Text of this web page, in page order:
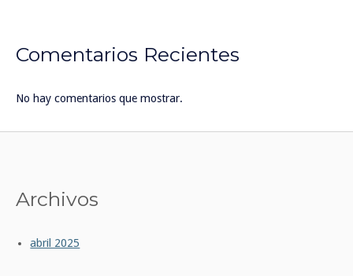
Comentarios Recientes
No hay comentarios que mostrar.
Archivos
abril 2025